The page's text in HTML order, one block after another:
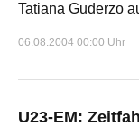
Tatiana Guderzo
06.08.2004 00:00 Uhr
U23-EM: